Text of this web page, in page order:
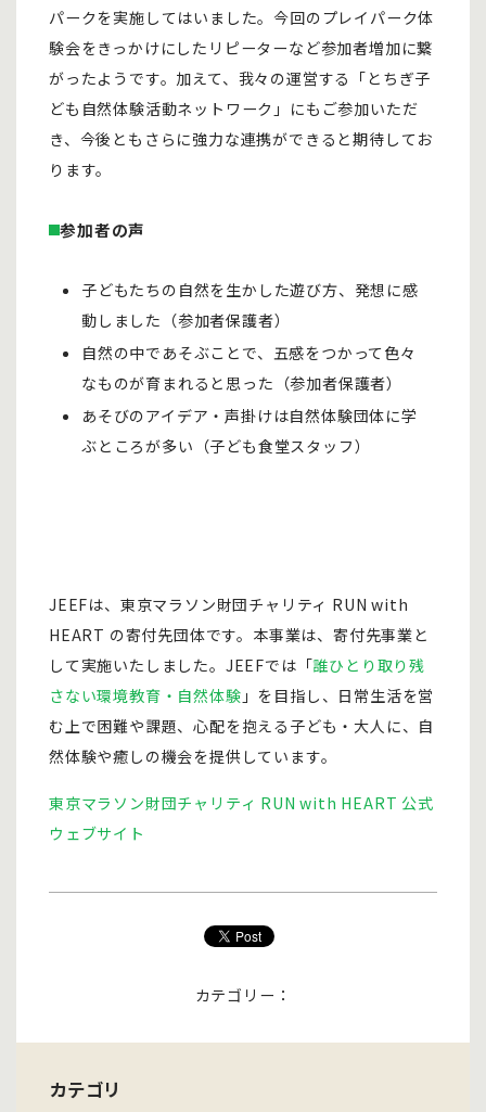
パークを実施してはいました。今回のプレイパーク体
験会をきっかけにしたリピーターなど参加者増加に繋
がったようです。加えて、我々の運営する「とちぎ子
ども自然体験活動ネットワーク」にもご参加いただ
き、今後ともさらに強力な連携ができると期待してお
ります。
参加者の声
子どもたちの自然を生かした遊び方、発想に感
動しました（参加者保護者）
自然の中であそぶことで、五感をつかって色々
なものが育まれると思った（参加者保護者）
あそびのアイデア・声掛けは自然体験団体に学
ぶところが多い（子ども食堂スタッフ）
JEEFは、東京マラソン財団チャリティ RUN with
HEART の寄付先団体です。本事業は、寄付先事業と
して実施いたしました。JEEFでは「誰ひとり取り残
さない環境教育・自然体験 」を目指し、日常生活を営
む上で困難や課題、心配を抱える子ども・大人に、自
然体験や癒しの機会を提供しています。
東京マラソン財団チャリティ RUN with HEART 公式
ウェブサイト
カテゴリー：
カテゴリ